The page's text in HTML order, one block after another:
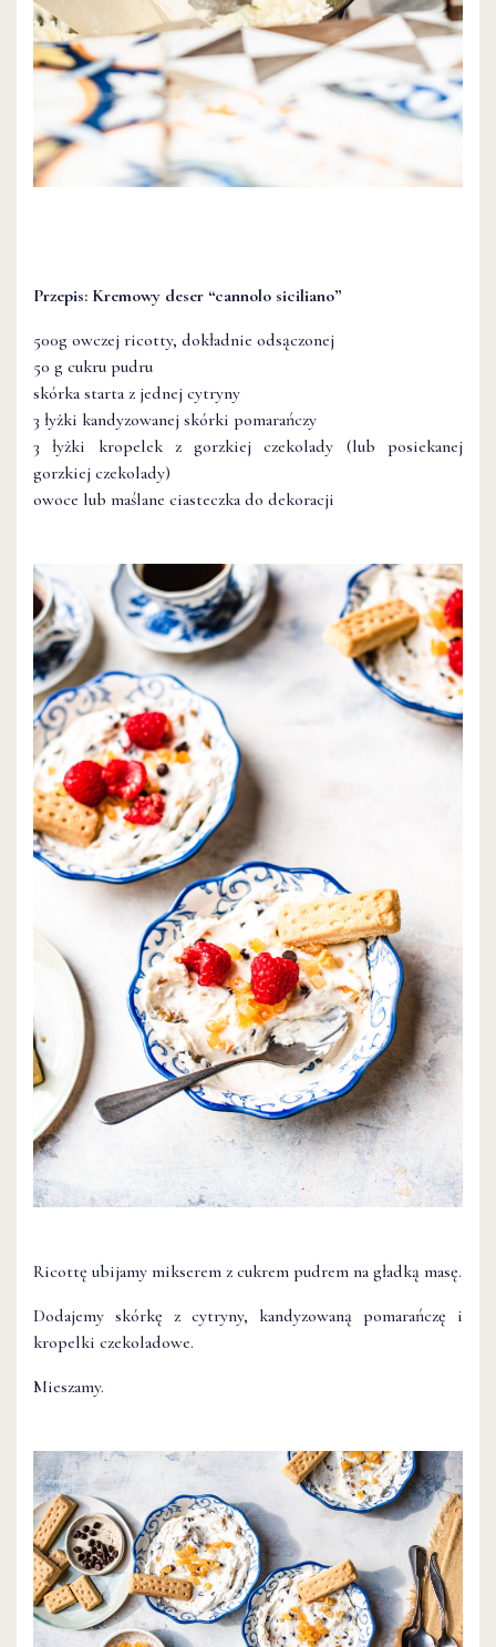
Przepis: Kremowy deser “cannolo siciliano”
500g owczej ricotty, dokładnie odsączonej
50 g cukru pudru
skórka starta z jednej cytryny
3 łyżki kandyzowanej skórki pomarańczy
3 łyżki kropelek z gorzkiej czekolady (lub posiekanej
gorzkiej czekolady)
owoce lub maślane ciasteczka do dekoracji
Ricottę ubijamy mikserem z cukrem pudrem na gładką masę.
Dodajemy skórkę z cytryny, kandyzowaną pomarańczę i
kropelki czekoladowe.
Mieszamy.